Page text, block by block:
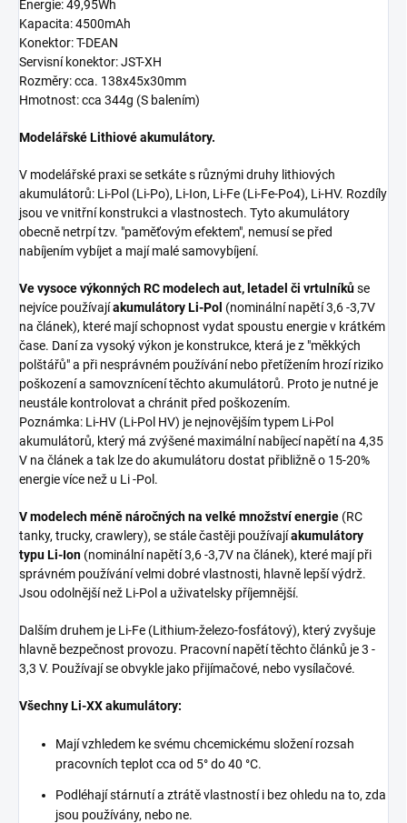
Energie: 49,95Wh
Kapacita: 4500mAh
Konektor: T-DEAN
Servisní konektor: JST-XH
Rozměry: cca. 138x45x30mm
Hmotnost: cca 344g (S balením)
Modelářské Lithiové akumulátory.
V modelářské praxi se setkáte s různými druhy lithiových
akumulátorů: Li-Pol (Li-Po), Li-Ion, Li-Fe (Li-Fe-Po4), Li-HV. Rozdíly
jsou ve vnitřní konstrukci a vlastnostech. Tyto akumulátory
obecně netrpí tzv. "paměťovým efektem", nemusí se před
nabíjením vybíjet a mají malé samovybíjení.
Ve vysoce výkonných RC modelech aut, letadel či vrtulníkůse
nejvíce používajíakumulátory Li-Pol (nominální napětí 3,6 -3,7V
na článek), které mají schopnost vydat spoustu energie v krátkém
čase. Daní za vysoký výkon je konstrukce, která je z "měkkých
polštářů" a při nesprávném používání nebo přetížením hrozí riziko
poškození a samovznícení těchto akumulátorů. Proto je nutné je
neustále kontrolovat a chránit před poškozením.
Poznámka: Li-HV (Li-Pol HV) je nejnovějším typem Li-Pol
akumulátorů, který má zvýšené maximální nabíjecí napětí na 4,35
V na článek a tak lze do akumulátoru dostat přibližně o 15-20%
energie více než u Li -Pol.
V modelech méně náročných na velké množství energie (RC
tanky, trucky, crawlery), se stále častěji používajíakumulátory
typu Li-Ion (nominální napětí 3,6 -3,7V na článek), které mají při
správném používání velmi dobré vlastnosti, hlavně lepší výdrž.
Jsou odolnější než Li-Pol a uživatelsky příjemnější.
Dalším druhem je Li-Fe (Lithium-železo-fosfátový), který zvyšuje
hlavně bezpečnost provozu. Pracovní napětí těchto článků je 3 -
3,3 V. Používají se obvykle jako přijímačové, nebo vysílačové.
Všechny Li-XX akumulátory:
Mají vzhledem ke svému chcemickému složení rozsah
pracovních teplot cca od 5° do 40 °C.
Podléhají stárnutí a ztrátě vlastností i bez ohledu na to, zda
jsou používány, nebo ne.